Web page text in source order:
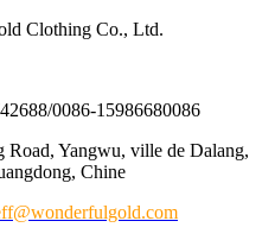
Clothing Co., Ltd.
0086-15986680086
Road, Yangwu, ville de Dalang,
Chine